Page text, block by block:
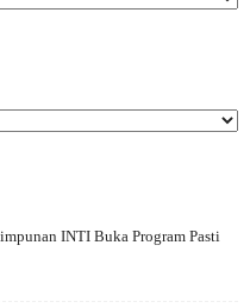
INTI Buka Program Pasti